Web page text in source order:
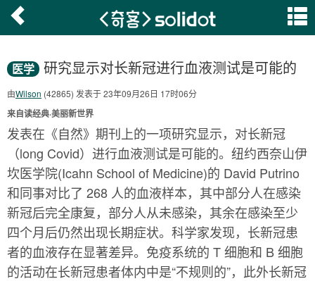
医学 研究显示对长新冠进行血液测试是可能的
由Wilson (42865) 发表于 23年09月26日 17时06分
来自读经典·美丽新世界
发表在《自然》期刊上的一项研究显示，对长新冠
（long Covid）进行血液测试是可能的。纽约西奈山伊
坎医学院(Icahn School of Medicine)的 David Putrino
和同事对比了 268 人的血液样本，其中部分人在感染
新冠后完全康复，部分人从未感染，其余在感染至少
四个月后仍然出现长期症状。科学家发现，长新冠患
者的血液存在显著差异。免疫系统的 T 细胞和 B 细胞
的活动在长新冠患者体内中是“不规则的”，此外长新冠